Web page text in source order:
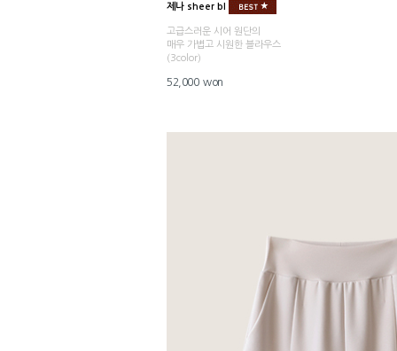
제나 sheer bl
고급스러운 시어 원단의
매우 가볍고 시원한 블라우스
(3color)
52,000 won